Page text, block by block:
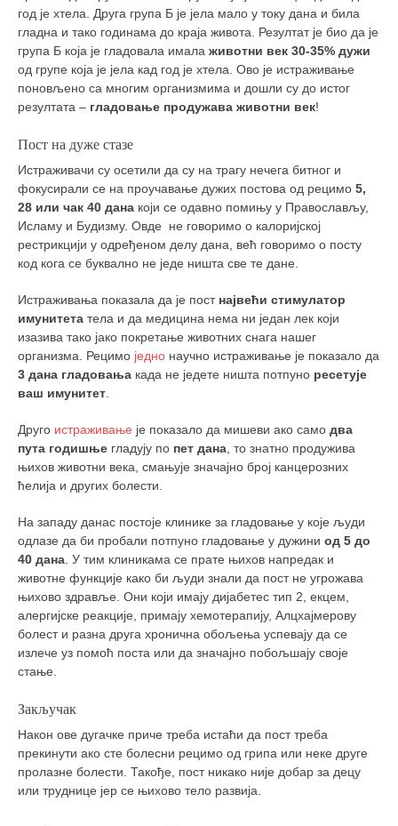
год је хтела. Друга група Б је јела мало у току дана и била
гладна и тако годинама до краја живота. Резултат је био да је
група Б која је гладовала имала животни век 30-35% дужи
од групе која је јела кад год је хтела. Ово је истраживање
поновљено са многим организмима и дошли су до истог
резултата – гладовање продужава животни век!
Пост на дуже стазе
Истраживачи су осетили да су на трагу нечега битног и
фокусирали се на проучавање дужих постова од рецимо 5,
28 или чак 40 дана који се одавно помињу у Православљу,
Исламу и Будизму. Овде не говоримо о калоријској
рестрикцији у одређеном делу дана, већ говоримо о посту
код кога се буквално не једе ништа све те дане.
Истраживања показала да је пост највећи стимулатор
имунитета тела и да медицина нема ни један лек који
изазива тако јако покретање животних снага нашег
организма. Рецимо једно научно истраживање је показало да
3 дана гладовања када не једете ништа потпуно ресетује
ваш имунитет.
Друго истраживање је показало да мишеви ако само два
пута годишње гладују по пет дана, то знатно продужива
њихов животни века, смањује значајно број канцерозних
ћелија и других болести.
На западу данас постоје клинике за гладовање у које људи
одлазе да би пробали потпуно гладовање у дужини од 5 до
40 дана. У тим клиникама се прате њихов напредак и
животне функције како би људи знали да пост не угрожава
њихово здравље. Они који имају дијабетес тип 2, екцем,
алергијске реакције, примају хемотерапију, Алцхајмерову
болест и разна друга хронична обољења успевају да се
излече уз помоћ поста или да значајно побољшају своје
стање.
Закључак
Након ове дугачке приче треба истаћи да пост треба
прекинути ако сте болесни рецимо од грипа или неке друге
пролазне болести. Такође, пост никако није добар за децу
или труднице јер се њихово тело развија.